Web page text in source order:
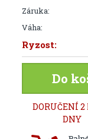
Záruka:
Váha:
Ryzost:
Do
DORUČENÍ 2
DNY